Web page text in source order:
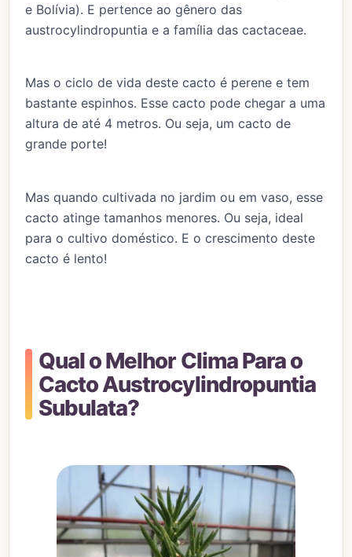
e Bolívia). E pertence ao gênero das
austrocylindropuntia e a família das cactaceae.
Mas o ciclo de vida deste cacto é perene e tem
bastante espinhos. Esse cacto pode chegar a uma
altura de até 4 metros. Ou seja, um cacto de
grande porte!
Mas quando cultivada no jardim ou em vaso, esse
cacto atinge tamanhos menores. Ou seja, ideal
para o cultivo doméstico. E o crescimento deste
cacto é lento!
Qual o Melhor Clima Para o
Cacto Austrocylindropuntia
Subulata?